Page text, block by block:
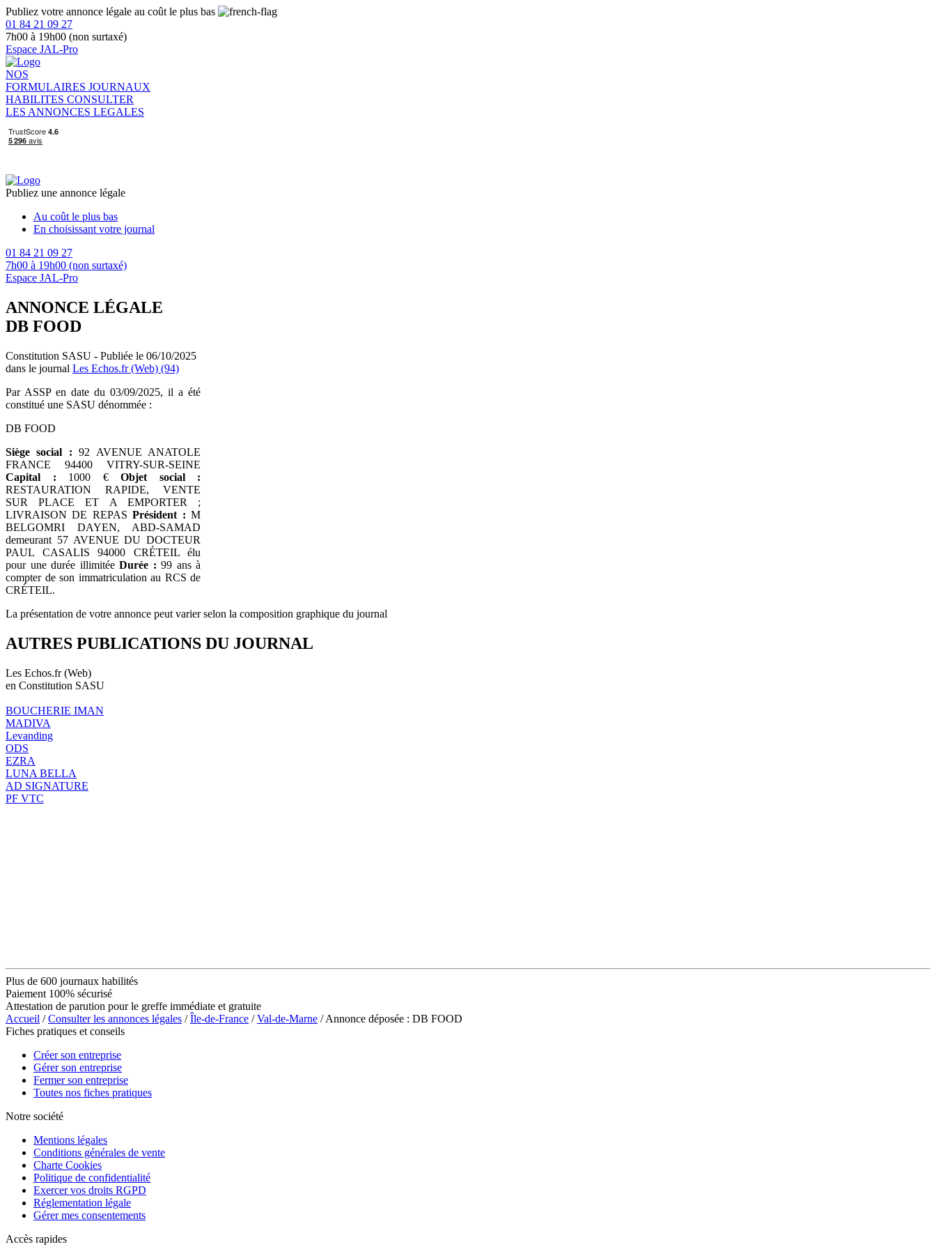
Publiez votre annonce légale au coût le plus bas
01 84 21 09 27
7h00 à 19h00 (non surtaxé)
Espace JAL-Pro
NOS
FORMULAIRES JOURNAUX
HABILITES CONSULTER
LES ANNONCES LEGALES
Publiez une annonce légale
Au coût le plus bas
En choisissant votre journal
01 84 21 09 27
7h00 à 19h00 (non surtaxé)
Espace JAL-Pro
ANNONCE LÉGALE
DB FOOD
Constitution SASU - Publiée le 06/10/2025
dans le journal Les Echos.fr (Web) (94)
Par ASSP en date du 03/09/2025, il a été
constitué une SASU dénommée :
DB FOOD
Siège social : 92 AVENUE ANATOLE
FRANCE 94400 VITRY-SUR-SEINE
Capital : 1000 € Objet social :
RESTAURATION RAPIDE, VENTE
SUR PLACE ET A EMPORTER ;
LIVRAISON DE REPASPrésident : M
BELGOMRI DAYEN, ABD-SAMAD
demeurant 57 AVENUE DU DOCTEUR
PAUL CASALIS 94000 CRÉTEIL élu
pour une durée illimitée Durée : 99 ans à
compter de son immatriculation au RCS de
CRÉTEIL.
La présentation de votre annonce peut varier selon la composition graphique du journal
AUTRES PUBLICATIONS DU JOURNAL
Les Echos.fr (Web)
en Constitution SASU
BOUCHERIE IMAN
MADIVA
Levanding
ODS
EZRA
LUNA BELLA
AD SIGNATURE
PF VTC
Plus de 600 journaux habilités
Paiement 100% sécurisé
Attestation de parution pour le greffe immédiate et gratuite
Accueil /Consulter les annonces légales /Île-de-France /Val-de-Marne / Annonce déposée : DB FOOD
Fiches pratiques et conseils
Créer son entreprise
Gérer son entreprise
Fermer son entreprise
Toutes nos fiches pratiques
Notre société
Mentions légales
Conditions générales de vente
Charte Cookies
Politique de confidentialité
Exercer vos droits RGPD
Réglementation légale
Gérer mes consentements
Accès rapides